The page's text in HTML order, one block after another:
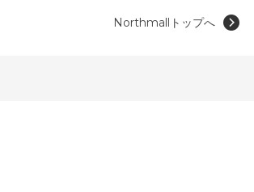
Northmallトップへ